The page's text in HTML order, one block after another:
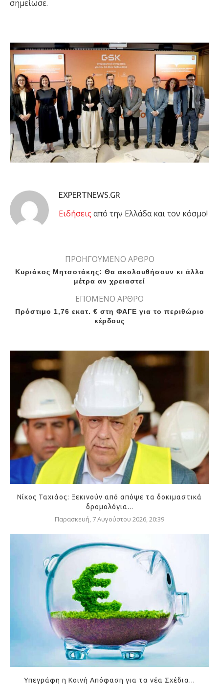
σημείωσε.
EXPERTNEWS.GR
Eιδήσεις από την Ελλάδα και τον κόσμο!
ΠΡΟΗΓΟΥΜΕΝΟ ΑΡΘΡΟ
Κυριάκος Μητσοτάκης: Θα ακολουθήσουν κι άλλα
μέτρα αν χρειαστεί
ΕΠΟΜΕΝΟ ΑΡΘΡΟ
Πρόστιμο 1,76 εκατ. € στη ΦΑΓΕ για το περιθώριο
κέρδους
Νίκος Ταχιάος: Ξεκινούν από απόψε τα δοκιμαστικά
δρομολόγια...
Παρασκευή, 7 Αυγούστου 2026, 20:39
Υπεγράφη η Κοινή Απόφαση για τα νέα Σχέδια...